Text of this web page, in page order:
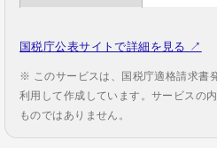
国税庁公表サイトで詳細を見る ↗
※ このサービスは、国税庁適格請求書
利用して作成しています。サービスの
ものではありません。